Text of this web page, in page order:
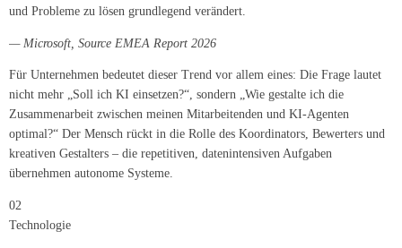
und Probleme zu lösen grundlegend verändert.
— Microsoft, Source EMEA Report 2026
Für Unternehmen bedeutet dieser Trend vor allem eines: Die Frage lautet
nicht mehr „Soll ich KI einsetzen?“, sondern „Wie gestalte ich die
Zusammenarbeit zwischen meinen Mitarbeitenden und KI-Agenten
optimal?“ Der Mensch rückt in die Rolle des Koordinators, Bewerters und
kreativen Gestalters – die repetitiven, datenintensiven Aufgaben
übernehmen autonome Systeme.
02
Technologie